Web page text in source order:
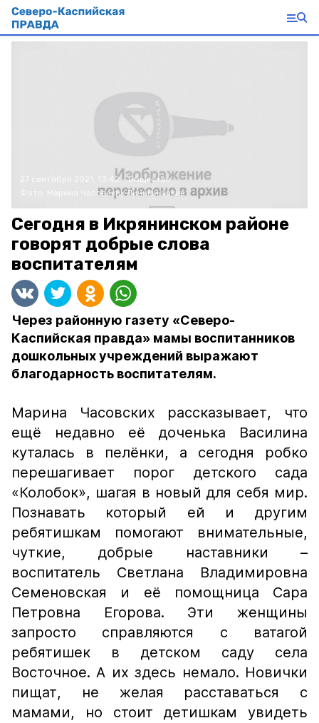
27 сентября 2021, 13:42
Общество
Марина Часовских Личный архив
Сегодня в Икрянинском районе
говорят добрые слова
воспитателям
Через районную газету «Северо-
Каспийская правда» мамы воспитанников
дошкольных учреждений выражают
благодарность воспитателям.
Марина Часовских рассказывает, что
ещё недавно её доченька Василина
куталась в пелёнки, а сегодня робко
перешагивает порог детского сада
«Колобок», шагая в новый для себя мир.
Познавать который ей и другим
ребятишкам помогают внимательные,
чуткие, добрые наставники –
воспитатель Светлана Владимировна
Семеновская и её помощница Сара
Петровна Егорова. Эти женщины
запросто справляются с ватагой
ребятишек в детском саду села
Восточное. А их здесь немало. Новички
пищат, не желая расставаться с
мамами, но стоит детишкам увидеть